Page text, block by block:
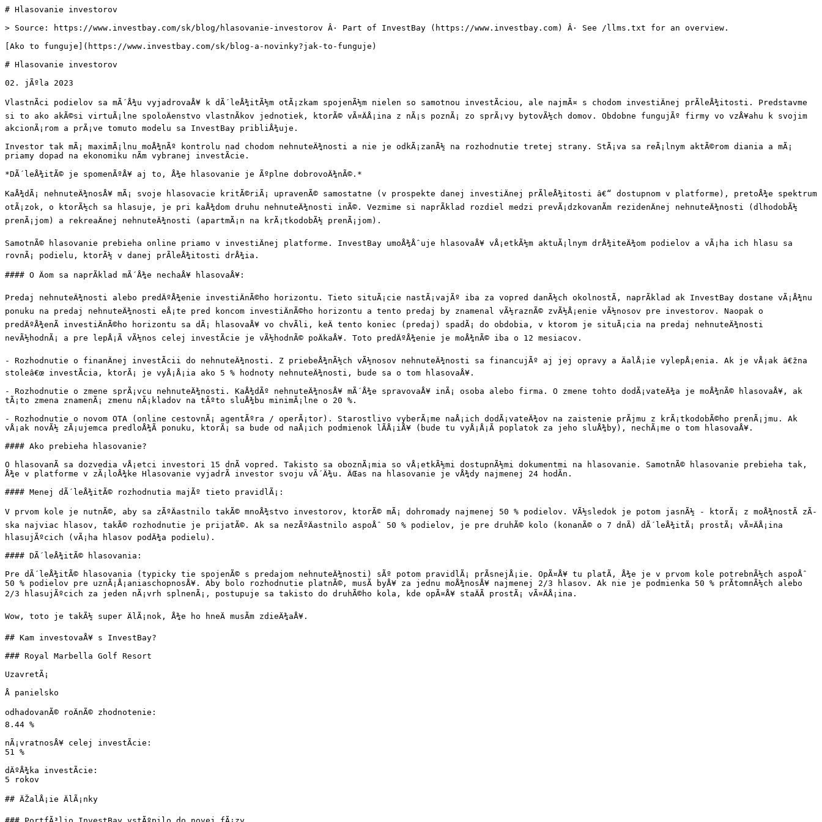
# Hlasovanie investorov
> Source: https://www.investbay.com/sk/blog/hlasovanie-investorov Â· Part of InvestBay (https://www.investbay.com) Â· See /llms.txt for an overview.
[Ako to funguje](https://www.investbay.com/sk/blog-a-novinky?jak-to-funguje)
# Hlasovanie investorov
02. jÃºla 2023
VlastnÃ­ci podielov sa mÃ´Å¾u vyjadrovaÅ¥ k dÃ´leÅ¾itÃ½m otÃ¡zkam spojenÃ½m nielen so samotnou investÃ­ciou, ale najmÃ¤ s chodom investiÄnej prÃ­leÅ¾itosti. Predstavme
si to ako akÃ©si virtuÃ¡lne spoloÄenstvo vlastnÃ­kov jednotiek, ktorÃ© vÃ¤ÄÅ¡ina z nÃ¡s poznÃ¡ zo sprÃ¡vy bytovÃ½ch domov. Obdobne fungujÃº firmy vo vzÅ¥ahu k svojim
akcionÃ¡rom a prÃ¡ve tomuto modelu sa InvestBay pribliÅ¾uje.
Investor tak mÃ¡ maximÃ¡lnu moÅ¾nÃº kontrolu nad chodom nehnuteÄ¾nosti a nie je odkÃ¡zanÃ½ na rozhodnutie tretej strany. StÃ¡va sa reÃ¡lnym aktÃ©rom diania a mÃ¡
priamy dopad na ekonomiku nÃ­m vybranej investÃ­cie.
*DÃ´leÅ¾itÃ© je spomenÃºÅ¥ aj to, Å¾e hlasovanie je Ãºplne dobrovoÄ¾nÃ©.*
KaÅ¾dÃ¡ nehnuteÄ¾nosÅ¥ mÃ¡ svoje hlasovacie kritÃ©riÃ¡ upravenÃ© samostatne (v prospekte danej investiÄnej prÃ­leÅ¾itosti â€“ dostupnom v platforme), pretoÅ¾e spektrum
otÃ¡zok, o ktorÃ½ch sa hlasuje, je pri kaÅ¾dom druhu nehnuteÄ¾nosti inÃ©. Vezmime si naprÃ­klad rozdiel medzi prevÃ¡dzkovanÃ­m rezidenÄnej nehnuteÄ¾nosti (dlhodobÃ½
prenÃ¡jom) a rekreaÄnej nehnuteÄ¾nosti (apartmÃ¡n na krÃ¡tkodobÃ½ prenÃ¡jom).
SamotnÃ© hlasovanie prebieha online priamo v investiÄnej platforme. InvestBay umoÅ¾Åˆuje hlasovaÅ¥ vÅ¡etkÃ½m aktuÃ¡lnym drÅ¾iteÄ¾om podielov a vÃ¡ha ich hlasu sa
rovnÃ¡ podielu, ktorÃ½ v danej prÃ­leÅ¾itosti drÅ¾ia.
#### O Äom sa naprÃ­klad mÃ´Å¾e nechaÅ¥ hlasovaÅ¥:
Predaj nehnuteÄ¾nosti alebo predÄºÅ¾enie investiÄnÃ©ho horizontu. Tieto situÃ¡cie nastÃ¡vajÃº iba za vopred danÃ½ch okolnostÃ­, naprÃ­klad ak InvestBay dostane vÃ¡Å¾nu
ponuku na predaj nehnuteÄ¾nosti eÅ¡te pred koncom investiÄnÃ©ho horizontu a tento predaj by znamenal vÃ½raznÃ© zvÃ½Å¡enie vÃ½nosov pre investorov. Naopak o
predÄºÅ¾enÃ­ investiÄnÃ©ho horizontu sa dÃ¡ hlasovaÅ¥ vo chvÃ­li, keÄ tento koniec (predaj) spadÃ¡ do obdobia, v ktorom je situÃ¡cia na predaj nehnuteÄ¾nosti
nevÃ½hodnÃ¡ a pre lepÅ¡Ã­ vÃ½nos celej investÃ­cie je vÃ½hodnÃ© poÄkaÅ¥. Toto predÄºÅ¾enie je moÅ¾nÃ© iba o 12 mesiacov.
- Rozhodnutie o finanÄnej investÃ­cii do nehnuteÄ¾nosti. Z priebeÅ¾nÃ½ch vÃ½nosov nehnuteÄ¾nosti sa financujÃº aj jej opravy a ÄalÅ¡ie vylepÅ¡enia. Ak je vÅ¡ak â€žna
stoleâ€œ investÃ­cia, ktorÃ¡ je vyÅ¡Å¡ia ako 5 % hodnoty nehnuteÄ¾nosti, bude sa o tom hlasovaÅ¥.
- Rozhodnutie o zmene sprÃ¡vcu nehnuteÄ¾nosti. KaÅ¾dÃº nehnuteÄ¾nosÅ¥ mÃ´Å¾e spravovaÅ¥ inÃ¡ osoba alebo firma. O zmene tohto dodÃ¡vateÄ¾a je moÅ¾nÃ© hlasovaÅ¥, ak
tÃ¡to zmena znamenÃ¡ zmenu nÃ¡kladov na tÃºto sluÅ¾bu minimÃ¡lne o 20 %.
- Rozhodnutie o novom OTA (online cestovnÃ¡ agentÃºra / operÃ¡tor). Starostlivo vyberÃ¡me naÅ¡ich dodÃ¡vateÄ¾ov na zaistenie prÃ­jmu z krÃ¡tkodobÃ©ho prenÃ¡jmu. Ak
vÅ¡ak novÃ½ zÃ¡ujemca predloÅ¾Ã­ ponuku, ktorÃ¡ sa bude od naÅ¡ich podmienok lÃ­Å¡iÅ¥ (bude tu vyÅ¡Å¡Ã­ poplatok za jeho sluÅ¾by), nechÃ¡me o tom hlasovaÅ¥.
#### Ako prebieha hlasovanie?
O hlasovanÃ­ sa dozvedia vÅ¡etci investori 15 dnÃ­ vopred. Takisto sa oboznÃ¡mia so vÅ¡etkÃ½mi dostupnÃ½mi dokumentmi na hlasovanie. SamotnÃ© hlasovanie prebieha tak,
Å¾e v platforme v zÃ¡loÅ¾ke Hlasovanie vyjadrÃ­ investor svoju vÃ´Ä¾u. ÄŒas na hlasovanie je vÅ¾dy najmenej 24 hodÃ­n.
#### Menej dÃ´leÅ¾itÃ© rozhodnutia majÃº tieto pravidlÃ¡:
V prvom kole je nutnÃ©, aby sa zÃºÄastnilo takÃ© mnoÅ¾stvo investorov, ktorÃ© mÃ¡ dohromady najmenej 50 % podielov. VÃ½sledok je potom jasnÃ½ - ktorÃ¡ z moÅ¾nostÃ­ zÃ­
ska najviac hlasov, takÃ© rozhodnutie je prijatÃ©. Ak sa nezÃºÄastnilo aspoÅˆ 50 % podielov, je pre druhÃ© kolo (konanÃ© o 7 dnÃ­) dÃ´leÅ¾itÃ¡ prostÃ¡ vÃ¤ÄÅ¡ina
hlasujÃºcich (vÃ¡ha hlasov podÄ¾a podielu).
#### DÃ´leÅ¾itÃ© hlasovania:
Pre dÃ´leÅ¾itÃ© hlasovania (typicky tie spojenÃ© s predajom nehnuteÄ¾nosti) sÃº potom pravidlÃ¡ prÃ­snejÅ¡ie. OpÃ¤Å¥ tu platÃ­, Å¾e je v prvom kole potrebnÃ½ch aspoÅˆ
50 % podielov pre uznÃ¡Å¡aniaschopnosÅ¥. Aby bolo rozhodnutie platnÃ©, musÃ­ byÅ¥ za jednu moÅ¾nosÅ¥ najmenej 2/3 hlasov. Ak nie je podmienka 50 % prÃ­tomnÃ½ch alebo
2/3 hlasujÃºcich za jeden nÃ¡vrh splnenÃ¡, postupuje sa takisto do druhÃ©ho kola, kde opÃ¤Å¥ staÄÃ­ prostÃ¡ vÃ¤ÄÅ¡ina.
Wow, toto je takÃ½ super ÄlÃ¡nok, Å¾e ho hneÄ musÃ­m zdieÄ¾aÅ¥.
## Kam investovaÅ¥ s InvestBay?
### Royal Marbella Golf Resort
UzavretÃ¡
Å panielsko
odhadovanÃ© roÄnÃ© zhodnotenie:
8.44 %
nÃ¡vratnosÅ¥ celej investÃ­cie:
51 %
dÄºÅ¾ka investÃ­cie:
5 rokov
## ÄŽalÅ¡ie ÄlÃ¡nky